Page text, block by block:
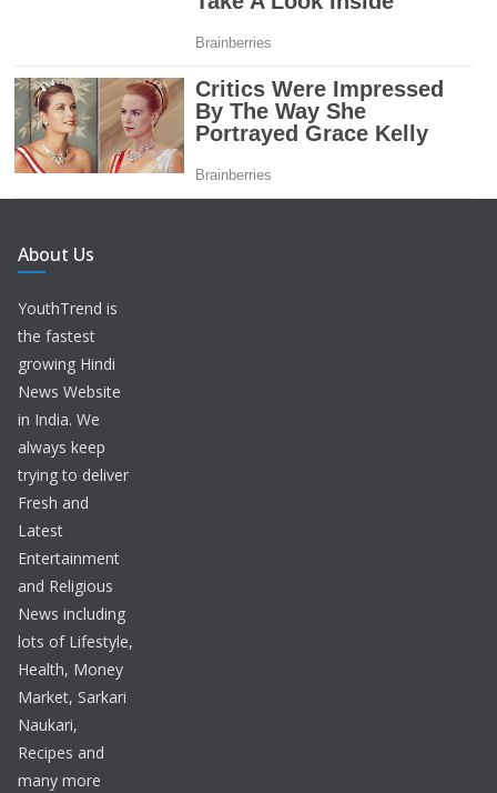
About Us
YouthTrend is
the fastest
growing Hindi
News Website
in India. We
always keep
trying to deliver
Fresh and
Latest
Entertainment
and Religious
News including
lots of Lifestyle,
Health, Money
Market, Sarkari
Naukari,
Recipes and
many more